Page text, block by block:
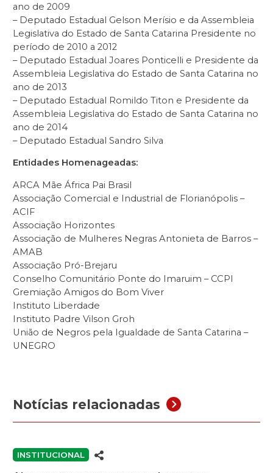
ano de 2009
– Deputado Estadual Gelson Merísio e da Assembleia
Legislativa do Estado de Santa Catarina Presidente no
período de 2010 a 2012
– Deputado Estadual Joares Ponticelli e Presidente da
Assembleia Legislativa do Estado de Santa Catarina no
ano de 2013
– Deputado Estadual Romildo Titon e Presidente da
Assembleia Legislativa do Estado de Santa Catarina no
ano de 2014
– Deputado Estadual Sandro Silva
Entidades Homenageadas:
ARCA Mãe África Pai Brasil
Associação Comercial e Industrial de Florianópolis –
ACIF
Associação Horizontes
Associação de Mulheres Negras Antonieta de Barros –
AMAB
Associação Pró-Brejaru
Conselho Comunitário Ponte do Imaruim – CCPI
Gremiação Amigos do Bom Viver
Instituto Liberdade
Instituto Padre Vilson Groh
União de Negros pela Igualdade de Santa Catarina –
UNEGRO
Notícias relacionadas
INSTITUCIONAL